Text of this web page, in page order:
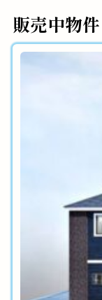
販売中物件